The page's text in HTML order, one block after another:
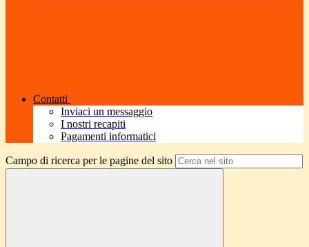
Contatti
Inviaci un messaggio
I nostri recapiti
Pagamenti informatici
Campo di ricerca per le pagine del sito